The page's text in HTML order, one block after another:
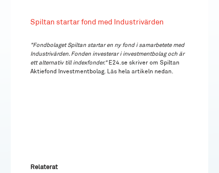
Spiltan startar fond med Industrivärden
"Fondbolaget Spiltan startar en ny fond i samarbetete med
Industrivärden. Fonden investerar i investmentbolag och är
ett alternativ till indexfonder." E24.se skriver om Spiltan
Aktiefond Investmentbolag. Läs hela artikeln nedan.
Relaterat